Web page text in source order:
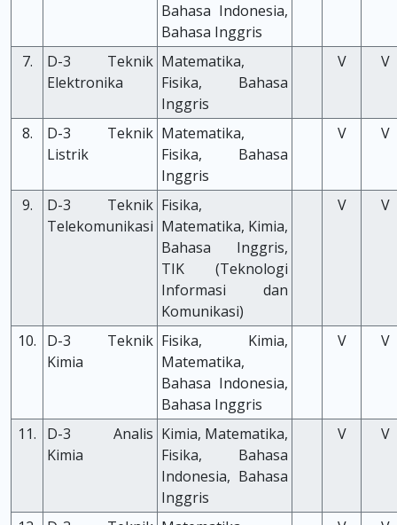
Bahasa Indonesia,
Bahasa Inggris
7.
D-3 Teknik
Elektronika
Matematika,
Fisika, Bahasa
Inggris
V V
8.
D-3 Teknik
Listrik
Matematika,
Fisika, Bahasa
Inggris
V V
9.
D-3 Teknik
Telekomunikasi
Fisika,
Matematika, Kimia,
Bahasa Inggris,
TIK (Teknologi
Informasi dan
Komunikasi)
V V
10.
D-3 Teknik
Kimia
Fisika, Kimia,
Matematika,
Bahasa Indonesia,
Bahasa Inggris
V V
11.
D-3 Analis
Kimia
Kimia, Matematika,
Fisika, Bahasa
Indonesia, Bahasa
Inggris
V V